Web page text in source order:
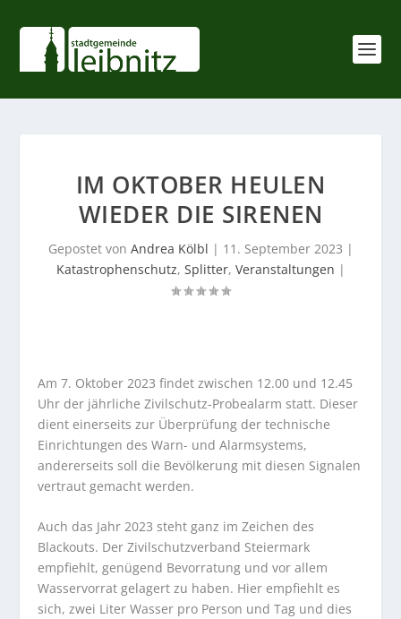
IM OKTOBER HEULEN
WIEDER DIE SIRENEN
Gepostet von Andrea Kölbl | 11. September 2023 |
Katastrophenschutz, Splitter, Veranstaltungen |
Am 7. Oktober 2023 findet zwischen 12.00 und 12.45
Uhr der jährliche Zivilschutz-Probealarm statt. Dieser
dient einerseits zur Überprüfung der technische
Einrichtungen des Warn- und Alarmsystems,
andererseits soll die Bevölkerung mit diesen Signalen
vertraut gemacht werden.
Auch das Jahr 2023 steht ganz im Zeichen des
Blackouts. Der Zivilschutzverband Steiermark
empfiehlt, genügend Bevorratung und vor allem
Wasservorrat gelagert zu haben. Hier empfiehlt es
sich, zwei Liter Wasser pro Person und Tag und dies